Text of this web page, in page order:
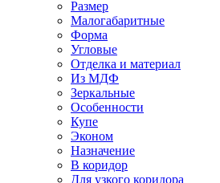
Размер
Малогабаритные
Форма
Угловые
Отделка и материал
Из МДФ
Зеркальные
Особенности
Купе
Эконом
Назначение
В коридор
Для узкого коридора